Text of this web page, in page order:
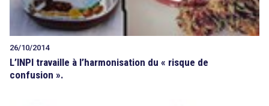
26/10/2014
L’INPI travaille à l’harmonisation du « risque de
confusion ».